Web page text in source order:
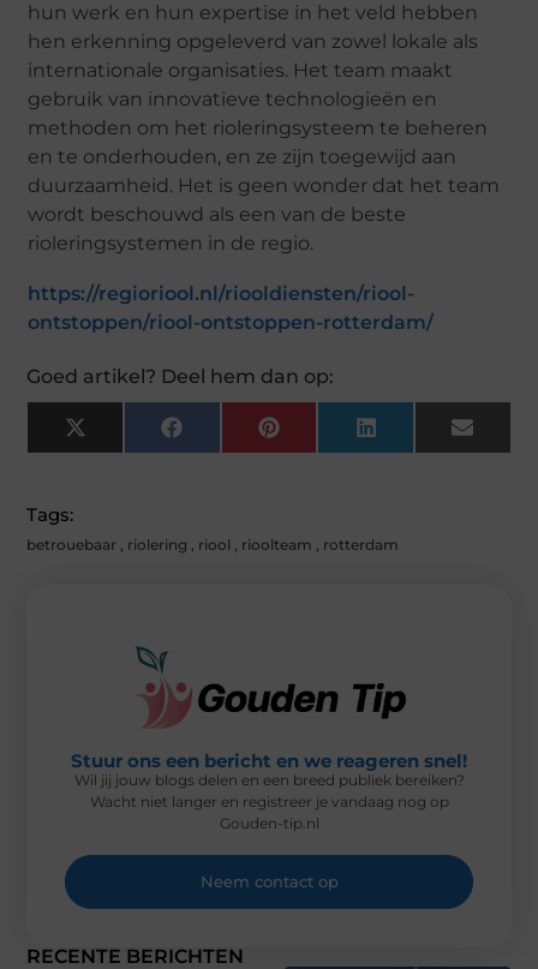
hun werk en hun expertise in het veld hebben
hen erkenning opgeleverd van zowel lokale als
internationale organisaties. Het team maakt
gebruik van innovatieve technologieën en
methoden om het rioleringsysteem te beheren
en te onderhouden, en ze zijn toegewijd aan
duurzaamheid. Het is geen wonder dat het team
wordt beschouwd als een van de beste
rioleringsystemen in de regio.
https://regioriool.nl/riooldiensten/riool-
ontstoppen/riool-ontstoppen-rotterdam/
Goed artikel? Deel hem dan op:
X
(
T
E
F
A
K
P
I
S
L
I
N
E
M
Tags:
betrouebaar , riolering , riool , rioolteam , rotterdam
RECENTE BERICHTEN
Stuur ons een bericht en we reageren snel!
Wil jij jouw blogs delen en een breed publiek bereiken?
Wacht niet langer en registreer je vandaag nog op
Gouden-tip.nl
Neem contact op